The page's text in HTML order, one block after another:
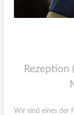
Wir sind eines der